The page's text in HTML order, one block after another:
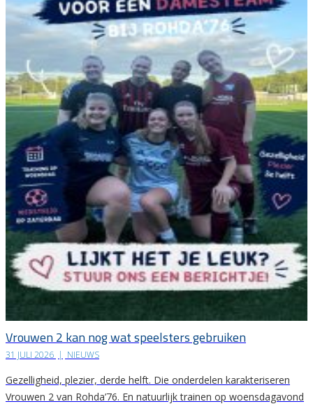
Vrouwen 2 kan nog wat speelsters gebruiken
31 JULI 2026 | NIEUWS
Gezelligheid, plezier, derde helft. Die onderdelen karakteriseren
Vrouwen 2 van Rohda’76. En natuurlijk trainen op woensdagavond